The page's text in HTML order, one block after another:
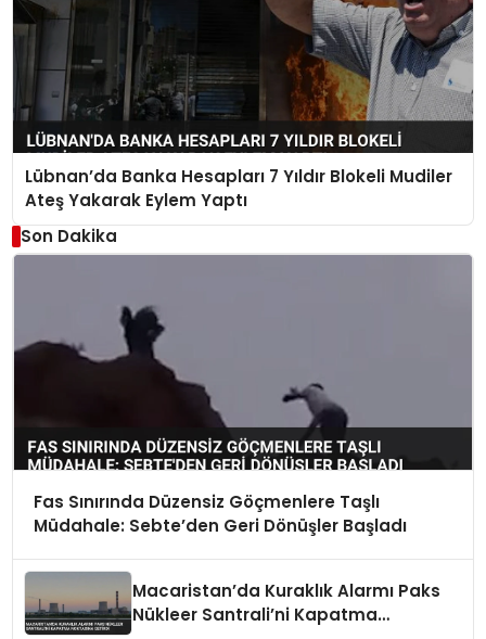
Lübnan’da Banka Hesapları 7 Yıldır Blokeli Mudiler
Ateş Yakarak Eylem Yaptı
Son Dakika
Fas Sınırında Düzensiz Göçmenlere Taşlı
Müdahale: Sebte’den Geri Dönüşler Başladı
Macaristan’da Kuraklık Alarmı Paks
Nükleer Santrali’ni Kapatma